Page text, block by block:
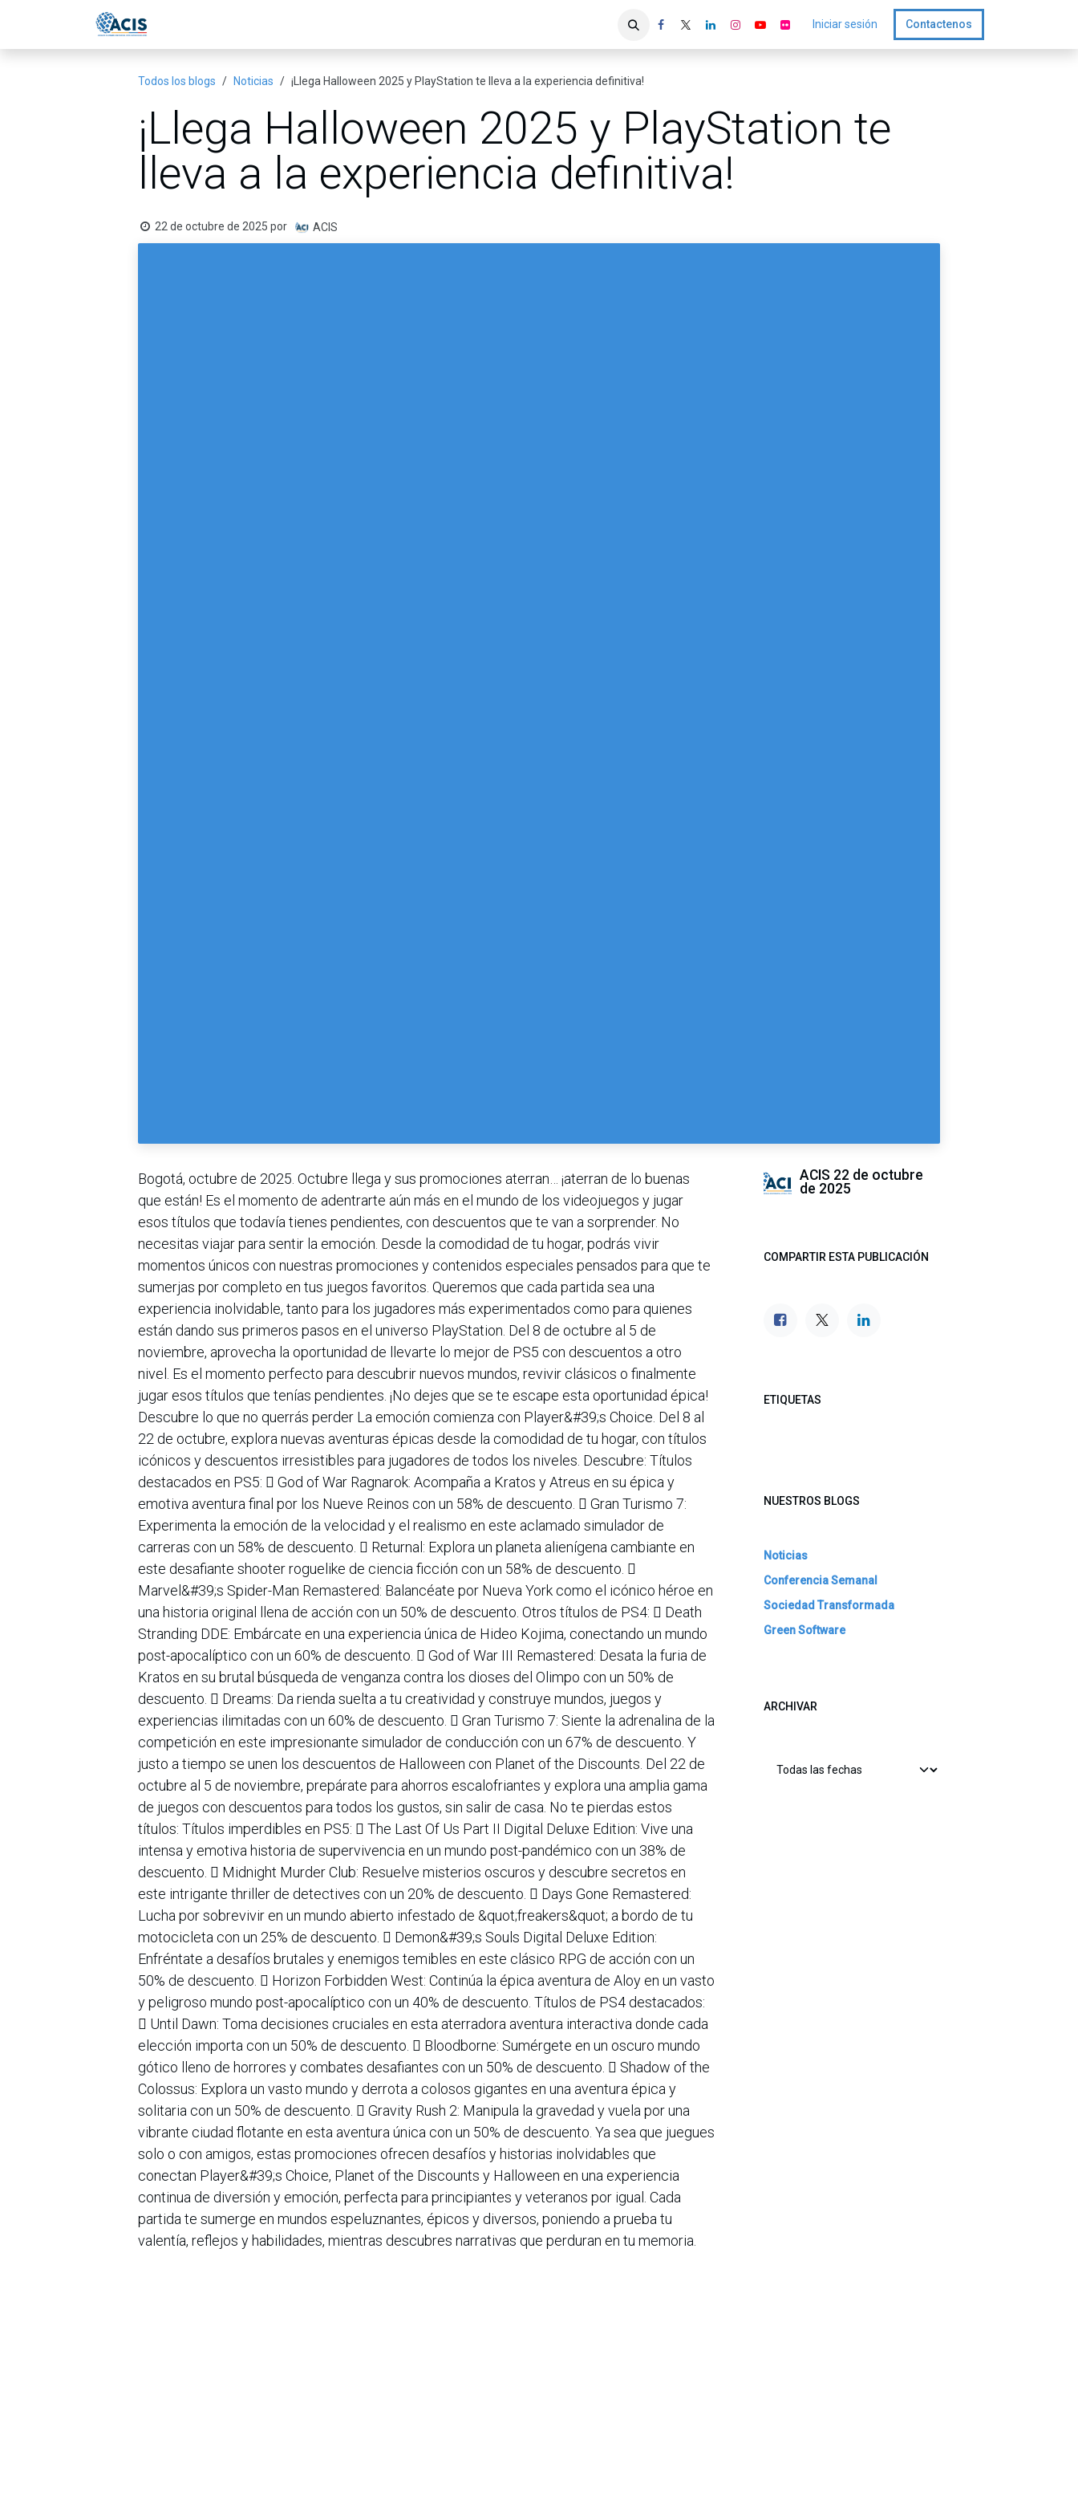
Iniciar sesión Contactenos
Todos los blogs Noticias ¡Llega Halloween 2025 y PlayStation te lleva a la experiencia definitiva!
¡Llega Halloween 2025 y PlayStation te
lleva a la experiencia definitiva!
22 de octubre de 2025 por ACIS
Bogotá, octubre de 2025. Octubre llega y sus promociones aterran… ¡aterran de lo buenas
que están! Es el momento de adentrarte aún más en el mundo de los videojuegos y jugar
esos títulos que todavía tienes pendientes, con descuentos que te van a sorprender. No
necesitas viajar para sentir la emoción. Desde la comodidad de tu hogar, podrás vivir
momentos únicos con nuestras promociones y contenidos especiales pensados para que te
sumerjas por completo en tus juegos favoritos. Queremos que cada partida sea una
experiencia inolvidable, tanto para los jugadores más experimentados como para quienes
están dando sus primeros pasos en el universo PlayStation. Del 8 de octubre al 5 de
noviembre, aprovecha la oportunidad de llevarte lo mejor de PS5 con descuentos a otro
nivel. Es el momento perfecto para descubrir nuevos mundos, revivir clásicos o finalmente
jugar esos títulos que tenías pendientes. ¡No dejes que se te escape esta oportunidad épica!
Descubre lo que no querrás perder La emoción comienza con Player&#39;s Choice. Del 8 al
22 de octubre, explora nuevas aventuras épicas desde la comodidad de tu hogar, con títulos
icónicos y descuentos irresistibles para jugadores de todos los niveles. Descubre: Títulos
destacados en PS5:  God of War Ragnarok: Acompaña a Kratos y Atreus en su épica y
emotiva aventura final por los Nueve Reinos con un 58% de descuento.  Gran Turismo 7:
Experimenta la emoción de la velocidad y el realismo en este aclamado simulador de
carreras con un 58% de descuento.  Returnal: Explora un planeta alienígena cambiante en
este desafiante shooter roguelike de ciencia ficción con un 58% de descuento. 
Marvel&#39;s Spider-Man Remastered: Balancéate por Nueva York como el icónico héroe en
una historia original llena de acción con un 50% de descuento. Otros títulos de PS4:  Death
Stranding DDE: Embárcate en una experiencia única de Hideo Kojima, conectando un mundo
post-apocalíptico con un 60% de descuento.  God of War III Remastered: Desata la furia de
Kratos en su brutal búsqueda de venganza contra los dioses del Olimpo con un 50% de
descuento.  Dreams: Da rienda suelta a tu creatividad y construye mundos, juegos y
experiencias ilimitadas con un 60% de descuento.  Gran Turismo 7: Siente la adrenalina de la
competición en este impresionante simulador de conducción con un 67% de descuento. Y
justo a tiempo se unen los descuentos de Halloween con Planet of the Discounts. Del 22 de
octubre al 5 de noviembre, prepárate para ahorros escalofriantes y explora una amplia gama
de juegos con descuentos para todos los gustos, sin salir de casa. No te pierdas estos
títulos: Títulos imperdibles en PS5:  The Last Of Us Part II Digital Deluxe Edition: Vive una
intensa y emotiva historia de supervivencia en un mundo post-pandémico con un 38% de
descuento.  Midnight Murder Club: Resuelve misterios oscuros y descubre secretos en
este intrigante thriller de detectives con un 20% de descuento.  Days Gone Remastered:
Lucha por sobrevivir en un mundo abierto infestado de &quot;freakers&quot; a bordo de tu
motocicleta con un 25% de descuento.  Demon&#39;s Souls Digital Deluxe Edition:
Enfréntate a desafíos brutales y enemigos temibles en este clásico RPG de acción con un
50% de descuento.  Horizon Forbidden West: Continúa la épica aventura de Aloy en un vasto
y peligroso mundo post-apocalíptico con un 40% de descuento. Títulos de PS4 destacados:
 Until Dawn: Toma decisiones cruciales en esta aterradora aventura interactiva donde cada
elección importa con un 50% de descuento.  Bloodborne: Sumérgete en un oscuro mundo
gótico lleno de horrores y combates desafiantes con un 50% de descuento.  Shadow of the
Colossus: Explora un vasto mundo y derrota a colosos gigantes en una aventura épica y
solitaria con un 50% de descuento.  Gravity Rush 2: Manipula la gravedad y vuela por una
vibrante ciudad flotante en esta aventura única con un 50% de descuento. Ya sea que juegues
solo o con amigos, estas promociones ofrecen desafíos y historias inolvidables que
conectan Player&#39;s Choice, Planet of the Discounts y Halloween en una experiencia
continua de diversión y emoción, perfecta para principiantes y veteranos por igual. Cada
partida te sumerge en mundos espeluznantes, épicos y diversos, poniendo a prueba tu
valentía, reflejos y habilidades, mientras descubres narrativas que perduran en tu memoria.
ACIS 22 de octubre
de 2025
COMPARTIR ESTA PUBLICACIÓN
ETIQUETAS
NUESTROS BLOGS
Noticias
Conferencia Semanal
Sociedad Transformada
Green Software
ARCHIVAR